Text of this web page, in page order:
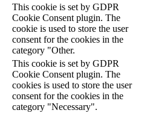
This cookie is set by GDPR
Cookie Consent plugin. The
cookie is used to store the user
consent for the cookies in the
category "Other.
This cookie is set by GDPR
Cookie Consent plugin. The
cookies is used to store the user
consent for the cookies in the
category "Necessary".